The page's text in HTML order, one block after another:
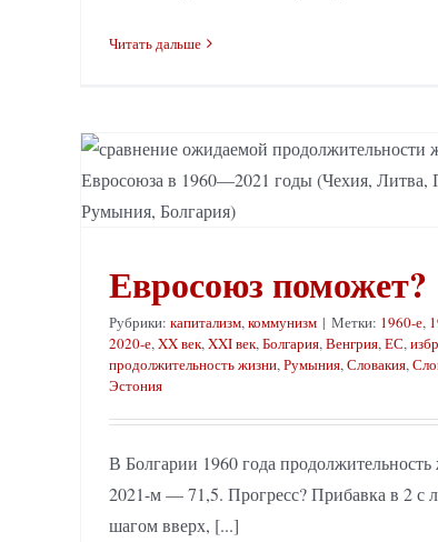
Читать дальше
Евросоюз поможет?
Рубрики: капитализм,коммунизм | Метки: 1960-е,
2020-е,XX век,XXI век,Болгария,Венгрия,ЕС,
продолжительность жизни,Румыния,Словакия,
Эстония
В Болгарии 1960 года продолжительность
2021-м — 71,5. Прогресс? Прибавка в 2 с
шагом вверх, [...]